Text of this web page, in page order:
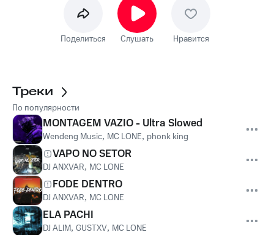
Поделиться Слушать Нравится
Треки
По популярности
MONTAGEM VAZIO - Ultra Slowed
Wendeng Music, MC LONE, phonk king
VAPO NO SETOR
DJ ANXVAR, MC LONE
FODE DENTRO
DJ ANXVAR, MC LONE
ELA PACHI
DJ ALIM, GUSTXV, MC LONE